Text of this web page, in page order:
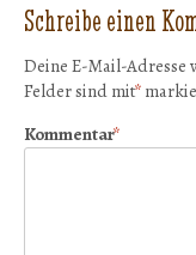
Schreibe einen
Deine E-Mail-
Felder sind mit*
Kommentar*